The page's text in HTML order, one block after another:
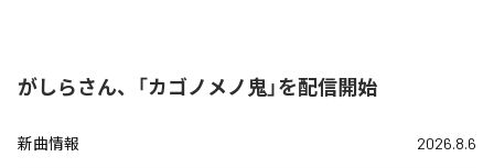
がしらさん、「カゴノメノ鬼」を配信開始
新曲情報 2026.8.6